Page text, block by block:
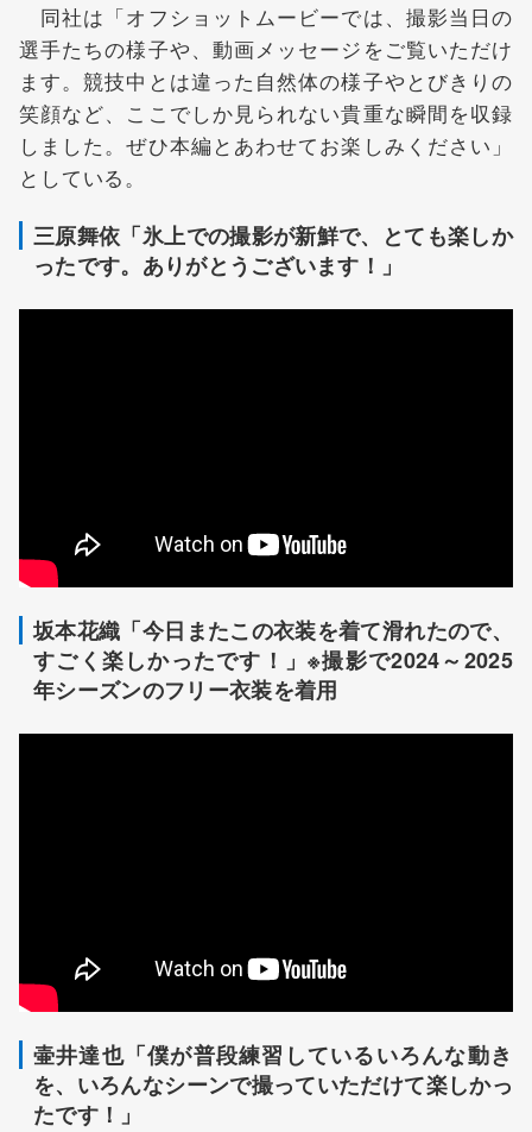
同社は「オフショットムービーでは、撮影当日の
選手たちの様子や、動画メッセージをご覧いただけ
ます。競技中とは違った自然体の様子やとびきりの
笑顔など、ここでしか見られない貴重な瞬間を収録
しました。ぜひ本編とあわせてお楽しみください」
としている。
三原舞依「氷上での撮影が新鮮で、とても楽しか
ったです。ありがとうございます！」
坂本花織「今日またこの衣装を着て滑れたので、
すごく楽しかったです！」※撮影で2024～2025
年シーズンのフリー衣装を着用
壷井達也「僕が普段練習しているいろんな動き
を、いろんなシーンで撮っていただけて楽しかっ
たです！」